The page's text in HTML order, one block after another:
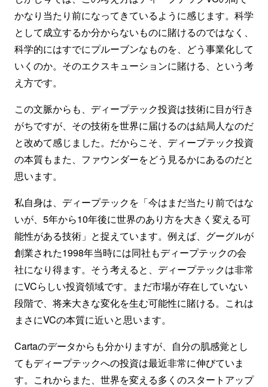
かなり当たり前になってきているように感じます。科学
として成立するか分からないものに賭けるのではなく、
科学的にはすでにプルーブンなものを、どう事業化して
いくのか。そのエクスキューションに賭ける、という考
え方です。
この文脈からも、ディープテック投資は技術に目が行き
がちですが、その技術を世界に届けるのは結局人なのだ
と改めて感じました。だからこそ、ディープテック投資
の本質もまた、ファウンダーをどう見るかにあるのだと
思います。
私自身は、ディープテックを「今はまだ当たり前ではな
いが、5年から10年後に世界のあり方を大きく変える可
能性がある技術」と捉えています。例えば、グーグルが
創業された1998年当時には同社もディープテックの会
社になり得ます。そう考えると、ディープテックは非常
にVCらしい投資領域です。まだ市場が存在していない
段階で、将来大きな変化を生む可能性に賭ける。これは
まさにVCの本質に近いと思います。
Cartaのデータからも分かりますが、自分の肌感覚とし
てもディープテックへの投資は最近非常に伸びていま
す。これからまた、世界を変える多くのスタートアップ